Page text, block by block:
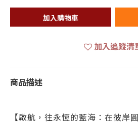
加入購物車
加入追蹤清
商品描述
【啟航，往永恆的藍海：在彼岸